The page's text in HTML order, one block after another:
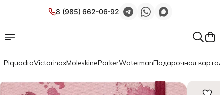
8 (985) 662-06-92
PiquadroVictorinoxMoleskineParkerWatermanПодарочная карта